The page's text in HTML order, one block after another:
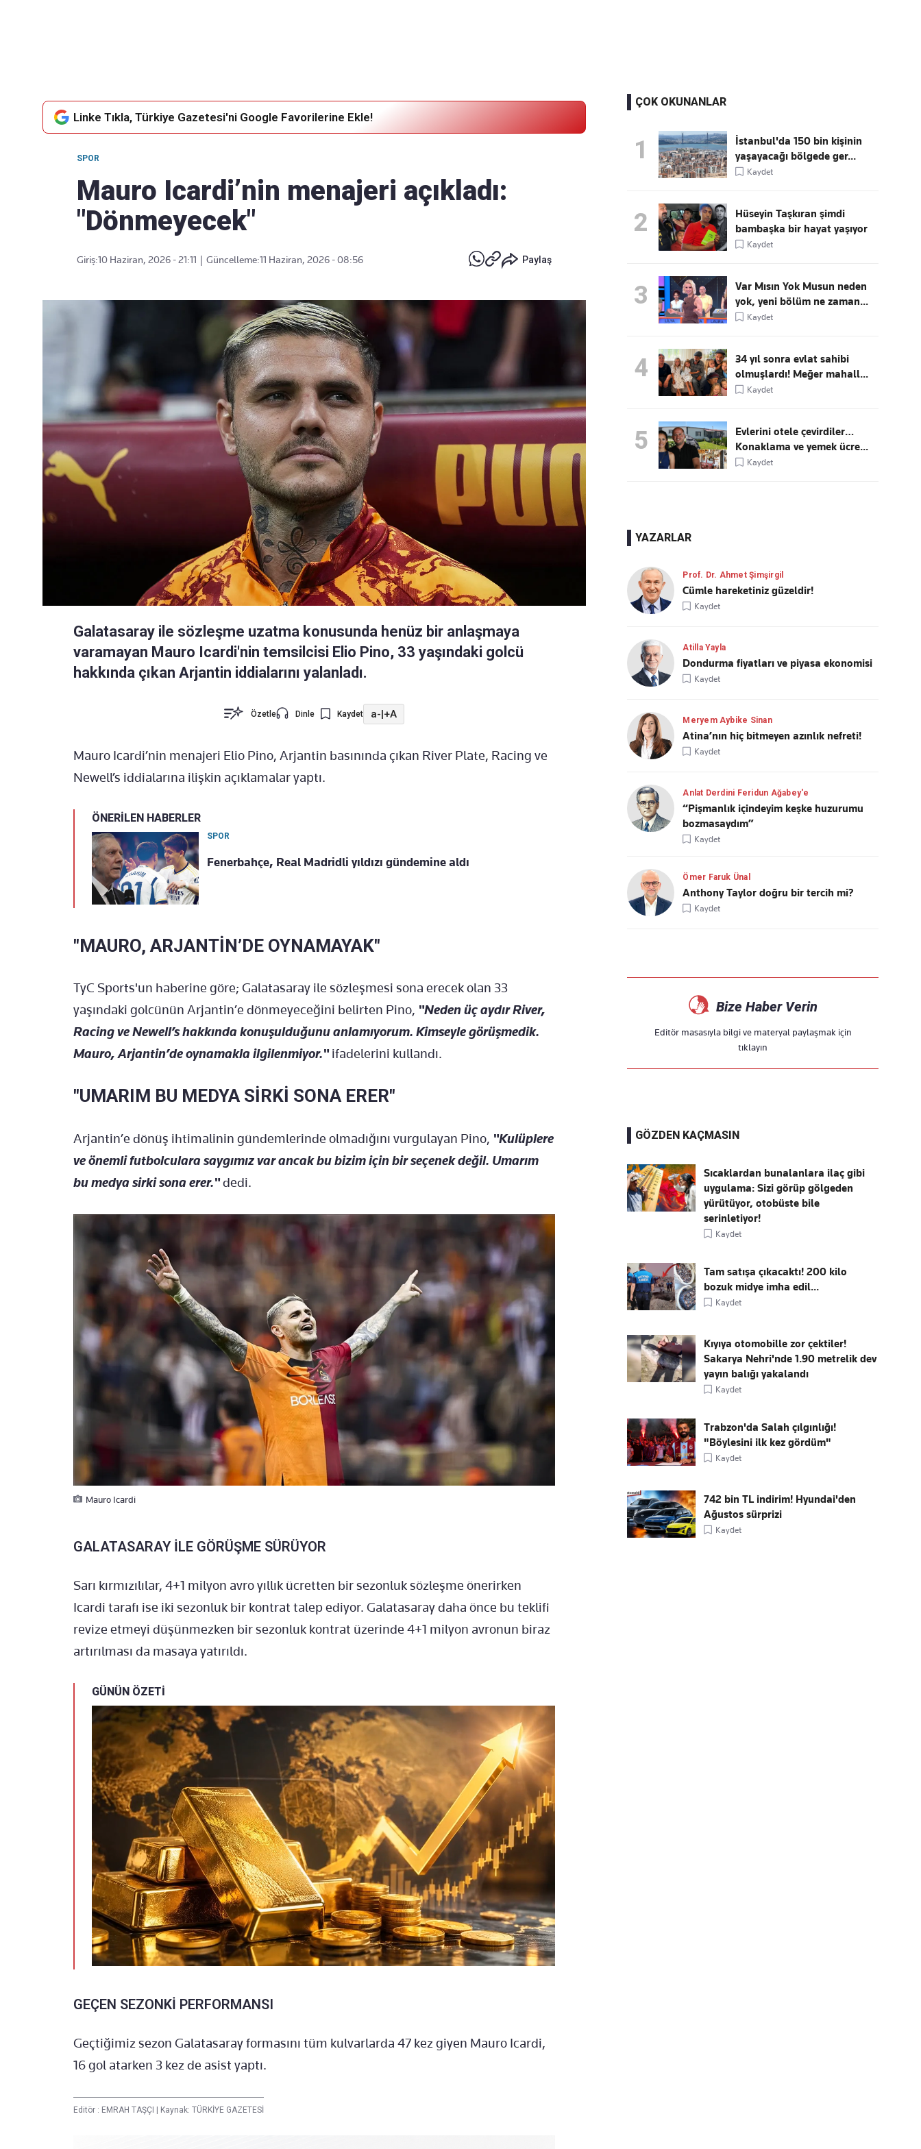
Linke Tıkla, Türkiye Gazetesi'ni Google Favorilerine Ekle!
SPOR
Mauro Icardi’nin menajeri açıkladı:
"Dönmeyecek"
Giriş:10 Haziran, 2026 - 21:11 Güncelleme:11 Haziran, 2026 - 08:56 Paylaş
Galatasaray ile sözleşme uzatma konusunda henüz bir anlaşmaya
varamayan Mauro Icardi'nin temsilcisi Elio Pino, 33 yaşındaki golcü
hakkında çıkan Arjantin iddialarını yalanladı.
Özetle Dinle Kaydet a-|+A
Mauro Icardi’nin menajeri Elio Pino, Arjantin basınında çıkan River Plate, Racing ve
Newell’s iddialarına ilişkin açıklamalar yaptı.
ÖNERİLEN HABERLER
SPOR
Fenerbahçe, Real Madridli yıldızı gündemine aldı
"MAURO, ARJANTİN’DE OYNAMAYAK"
TyC Sports'un haberine göre; Galatasaray ile sözleşmesi sona erecek olan 33
yaşındaki golcünün Arjantin’e dönmeyeceğini belirten Pino, "Neden üç aydır River,
Racing ve Newell’s hakkında konuşulduğunu anlamıyorum. Kimseyle görüşmedik.
Mauro, Arjantin’de oynamakla ilgilenmiyor." ifadelerini kullandı.
"UMARIM BU MEDYA SİRKİ SONA ERER"
Arjantin’e dönüş ihtimalinin gündemlerinde olmadığını vurgulayan Pino, "Kulüplere
ve önemli futbolculara saygımız var ancak bu bizim için bir seçenek değil. Umarım
bu medya sirki sona erer."dedi.
Mauro Icardi
GALATASARAY İLE GÖRÜŞME SÜRÜYOR
Sarı kırmızılılar, 4+1 milyon avro yıllık ücretten bir sezonluk sözleşme önerirken
Icardi tarafı ise iki sezonluk bir kontrat talep ediyor. Galatasaray daha önce bu teklifi
revize etmeyi düşünmezken bir sezonluk kontrat üzerinde 4+1 milyon avronun biraz
artırılması da masaya yatırıldı.
GÜNÜN ÖZETİ
GEÇEN SEZONKİ PERFORMANSI
Geçtiğimiz sezon Galatasaray formasını tüm kulvarlarda 47 kez giyen Mauro Icardi,
16 gol atarken 3 kez de asist yaptı.
Editör : EMRAH TAŞÇI Kaynak: TÜRKİYE GAZETESİ
ÇOK OKUNANLAR
1
İstanbul'da 150 bin kişinin
yaşayacağı bölgede ger...
Kaydet
2
Hüseyin Taşkıran şimdi
bambaşka bir hayat yaşıyor
Kaydet
3
Var Mısın Yok Musun neden
yok, yeni bölüm ne zaman...
Kaydet
4
34 yıl sonra evlat sahibi
olmuşlardı! Meğer mahall...
Kaydet
5
Evlerini otele çevirdiler…
Konaklama ve yemek ücre...
Kaydet
YAZARLAR
Prof. Dr. Ahmet Şimşirgil
Cümle hareketiniz güzeldir!
Kaydet
Atilla Yayla
Dondurma fiyatları ve piyasa ekonomisi
Kaydet
Meryem Aybike Sinan
Atina’nın hiç bitmeyen azınlık nefreti!
Kaydet
Anlat Derdini Feridun Ağabey'e
“Pişmanlık içindeyim keşke huzurumu
bozmasaydım”
Kaydet
Ömer Faruk Ünal
Anthony Taylor doğru bir tercih mi?
Kaydet
Bize Haber Verin
Editör masasıyla bilgi ve materyal paylaşmak için
tıklayın
GÖZDEN KAÇMASIN
Sıcaklardan bunalanlara ilaç gibi
uygulama: Sizi görüp gölgeden
yürütüyor, otobüste bile
serinletiyor!
Kaydet
Tam satışa çıkacaktı! 200 kilo
bozuk midye imha edil...
Kaydet
Kıyıya otomobille zor çektiler!
Sakarya Nehri'nde 1.90 metrelik dev
yayın balığı yakalandı
Kaydet
Trabzon'da Salah çılgınlığı!
"Böylesini ilk kez gördüm"
Kaydet
742 bin TL indirim! Hyundai'den
Ağustos sürprizi
Kaydet